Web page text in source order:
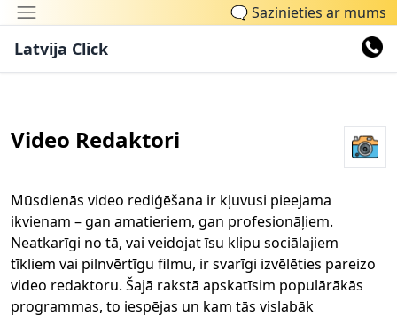
🗨Sazinieties ar mums
Latvija Click
Video Redaktori
Mūsdienās video rediģēšana ir kļuvusi pieejama
ikvienam – gan amatieriem, gan profesionāļiem.
Neatkarīgi no tā, vai veidojat īsu klipu sociālajiem
tīkliem vai pilnvērtīgu filmu, ir svarīgi izvēlēties pareizo
video redaktoru. Šajā rakstā apskatīsim populārākās
programmas, to iespējas un kam tās vislabāk